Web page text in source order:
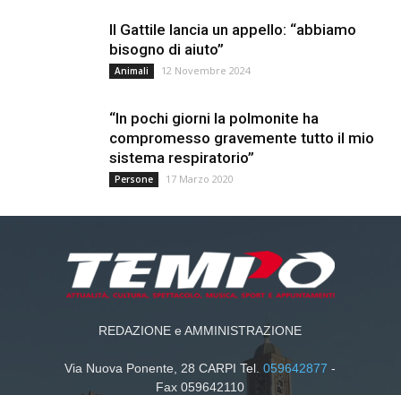
Il Gattile lancia un appello: “abbiamo
bisogno di aiuto”
Animali 12 Novembre 2024
“In pochi giorni la polmonite ha
compromesso gravemente tutto il mio
sistema respiratorio”
Persone 17 Marzo 2020
REDAZIONE e AMMINISTRAZIONE
Via Nuova Ponente, 28 CARPI Tel.059642877 -
Fax 059642110